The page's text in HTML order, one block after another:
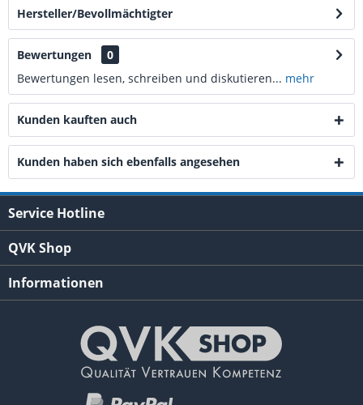
Hersteller/Bevollmächtigter
Bewertungen
0
Bewertungen lesen, schreiben und diskutieren... mehr
Kunden kauften auch
Kunden haben sich ebenfalls angesehen
Service Hotline
QVK Shop
Informationen